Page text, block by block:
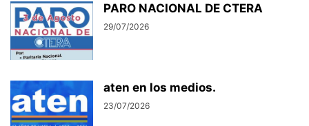
PARO NACIONAL DE CTERA
29/07/2026
aten en los medios.
23/07/2026